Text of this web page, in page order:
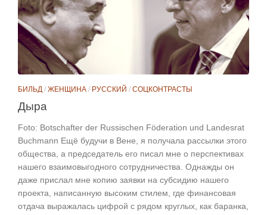
БИЛЬД / ЖЕНЩИНА / РУССКИЙ / СОЦКОНТРАСТЫ
Дыра
Foto: Botschafter der Russischen Föderation und Landesrat
Buchmann Ещё будучи в Вене, я получала рассылки этого
общества, а председатель его писал мне о перспективах
нашего взаимовыгодного сотрудничества. Однажды он
даже прислал мне копию заявки на субсидию нашего
проекта, написанную высоким стилем, где финансовая
отдача выражалась цифрой с рядом круглых, как баранка,